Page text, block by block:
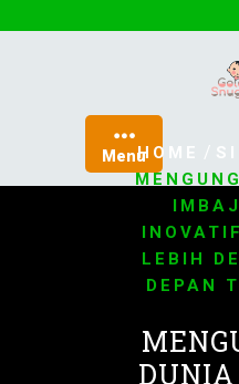
to
MenuHOME /
LEBIH
DEPAN